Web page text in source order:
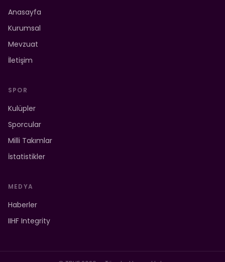
Anasayfa
Kurumsal
Mevzuat
İletişim
SPOR
Kulüpler
Sporcular
Milli Takımlar
İstatistikler
MEDYA
Haberler
IIHF Integrity